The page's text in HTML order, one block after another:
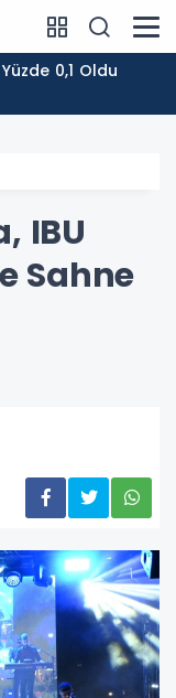
0,1 Oldu
IBU
Sahne